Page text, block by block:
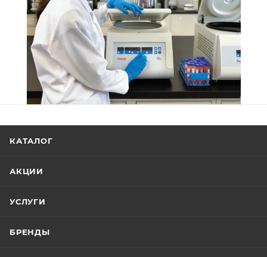
КАТАЛОГ
АКЦИИ
УСЛУГИ
БРЕНДЫ